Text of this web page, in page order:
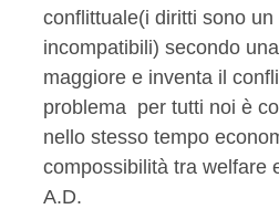
conflittuale(i diritti sono
incompatibili) secondo
maggiore e inventa il
problema  per tutti noi è
nello stesso tempo
compossibilità tra welfare
A.D.